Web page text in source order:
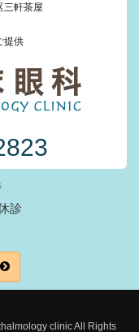
三軒茶屋
提供
診
clinic All Rights